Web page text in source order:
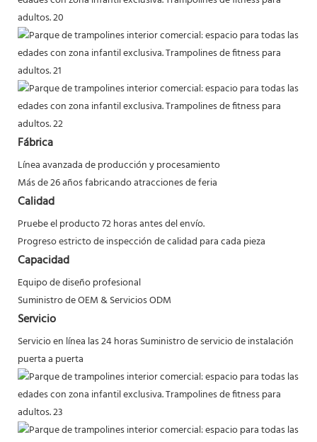
Fábrica
Línea avanzada de producción y procesamiento
Más de 26 años fabricando atracciones de feria
Calidad
Pruebe el producto 72 horas antes del envío.
Progreso estricto de inspección de calidad para cada pieza
Capacidad
Equipo de diseño profesional
Suministro de OEM & Servicios ODM
Servicio
Servicio en línea las 24 horasSuministro de servicio de instalación
puerta a puerta